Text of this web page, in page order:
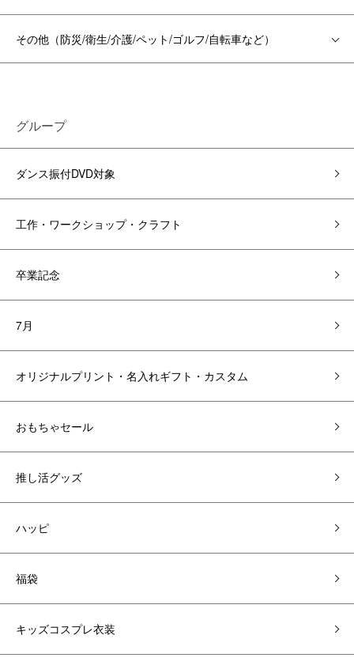
その他（防災/衛生/介護/ペット/ゴルフ/自転車など）
グループ
ダンス振付DVD対象
工作・ワークショップ・クラフト
卒業記念
7月
オリジナルプリント・名入れギフト・カスタム
おもちゃセール
推し活グッズ
ハッピ
福袋
キッズコスプレ衣装